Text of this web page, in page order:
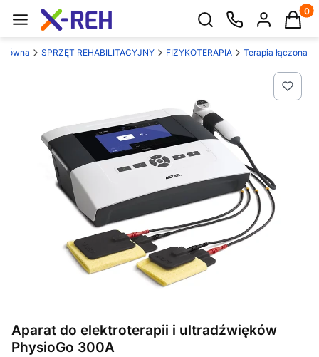
Otwórz wyszukiwarkę
SPRZĘT REHABILITACYJNY FIZYKOTERAPIA Terapia łączona
Aparat do elektroterapii i ultradźwięków
PhysioGo 300A